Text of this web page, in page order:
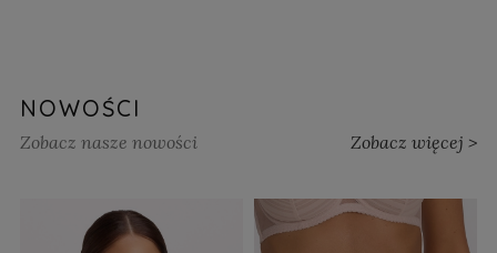
NOWOŚCI
Zobacz nasze nowości Zobacz więcej >